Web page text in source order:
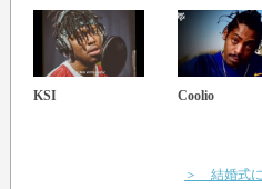
KSI Coolio
＞ 結婚式